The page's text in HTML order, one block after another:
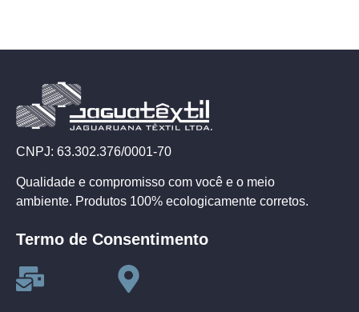
CNPJ: 63.302.376/0001-70
Qualidade e compromisso com você e o meio
ambiente. Produtos 100% ecologicamente corretos.
Termo de Consentimento